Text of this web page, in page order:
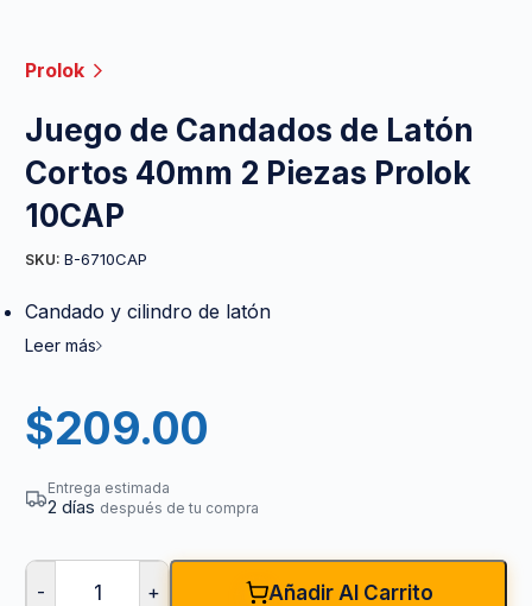
Prolok
Juego de Candados de Latón
Cortos 40mm 2 Piezas Prolok
10CAP
SKU: B-6710CAP
Candado y cilindro de latón
Leer más
$209.00
Entrega estimada
2 días después de tu compra
- + Añadir Al Carrito